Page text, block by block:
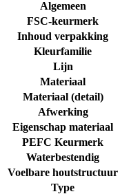
Algemeen
FSC-keurmerk
Inhoud verpakking
Kleurfamilie
Lijn
Materiaal
Materiaal (detail)
Afwerking
Eigenschap materiaal
PEFC Keurmerk
Waterbestendig
Voelbare houtstructuur
Type